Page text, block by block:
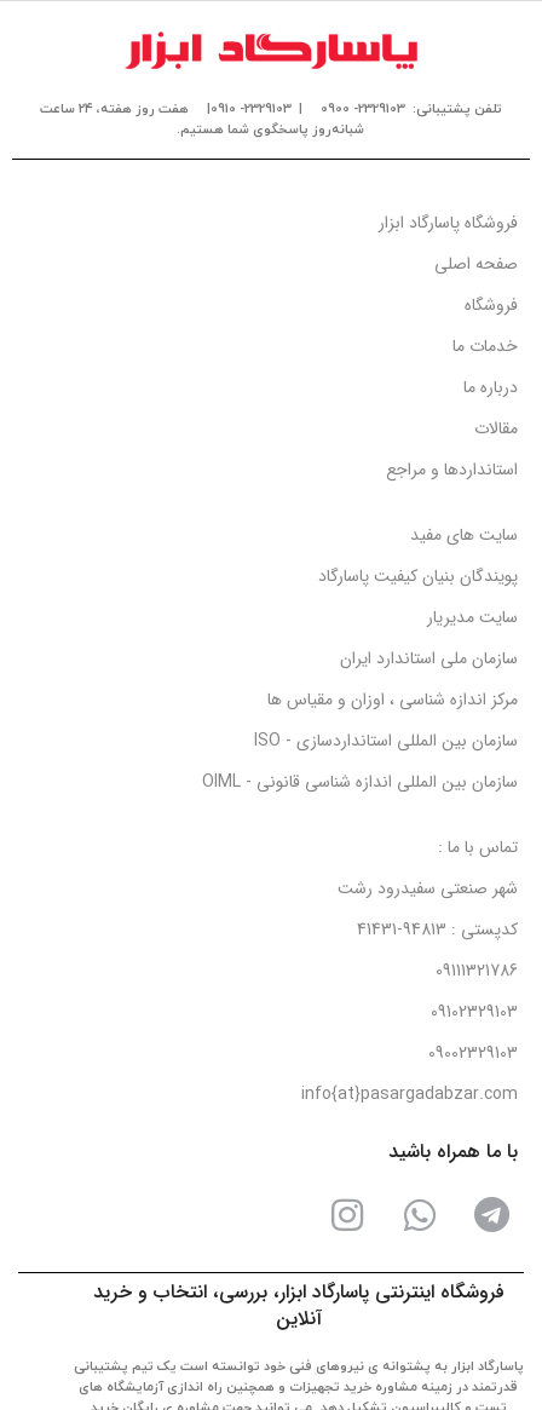
ohm : 2 K ohm x 0.001 K ohm , 20 K ohm x 0.01 K ohm
اتصال به کامپیوتر توسط رابط RS232/USB
دارای صفحه نمایش LCD بزرگ با نور پس زمینه
امکان نگهدارنده اطلاعات - Data Hold
است قبل از واریز وجه جهت اطلاع از
تلفن پشتیبانی: 2329103- 0900 | 2329103- 0910|
هفت روز هفته، ۲۴ ساعت
شبانه‌روز پاسخگوی شما هستیم.
فروشگاه پاسارگاد ابزار
صفحه اصلی
فروشگاه
خدمات ما
درباره ما
مقالات
استانداردها و مراجع
سایت های مفید
پویندگان بنیان کیفیت پاسارگاد
سایت مدیریار
سازمان ملی استاندارد ایران
مرکز اندازه شناسی ، اوزان و مقیاس ها
سازمان بین المللی استانداردسازی - ISO
سازمان بین المللی اندازه شناسی قانونی - OIML
تماس با ما :
شهر صنعتی سفیدرود رشت
کدپستی : 94813-41431
09111321786
09102329103
09002329103
info{at}pasargadabzar.com
با ما همراه باشید
فروشگاه اینترنتی پاسارگاد ابزار، بررسی، انتخاب و خرید
آنلاین
پاسارگاد ابزار به پشتوانه ی نیروهای فنی خود توانسته است یک تیم پشتیبانی
قدرتمند در زمینه مشاوره خرید تجهیزات و همچنین راه اندازی آزمایشگاه های